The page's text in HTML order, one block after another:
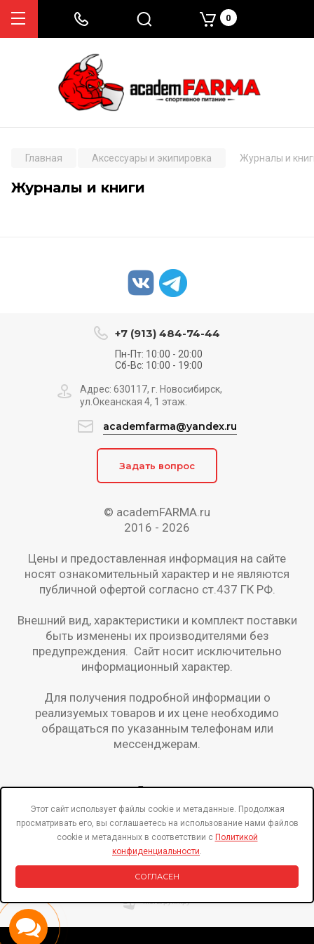
0
Главная Аксессуары и экипировка Журналы и
Журналы и книги
© academFARMA.ru
2016 - 2026
Цены и предоставленная информация на сайте
носят ознакомительный характер и не являются
публичной офертой согласно ст.437 ГК РФ.
Внешний вид, характеристики и комплект поставки
быть изменены их производителями без
предупреждения. Сайт носит исключительно
информационный характер.
Для получения подробной информации о
реализуемых товаров и их цене необходимо
обращаться по указанным телефонам или
мессенджерам.
+7 (913) 484-74-44
Пн-Пт: 10:00 - 20:00
Сб-Вс: 10:00 - 19:00
Адрес: 630117, г. Новосибирск,
ул.Океанская 4, 1 этаж.
academfarma@yandex.ru
Задать вопрос
Бренды
Специальные предложения!
О нас на Флампе
Политика конфиденциальности
Этот сайт использует файлы cookie и метаданные. Продолжая
просматривать его, вы соглашаетесь на использование нами файлов
cookie и метаданных в соответствии с Политикой
конфиденциальности.
СОГЛАСЕН